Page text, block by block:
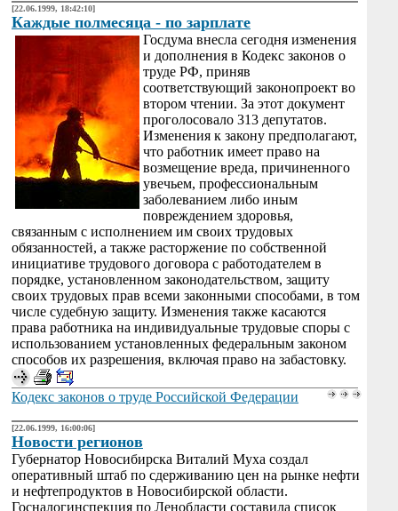
[22.06.1999, 18:42:10]
Каждые полмесяца - по зарплате
Госдума внесла сегодня изменения
и дополнения в Кодекс законов о
труде РФ, приняв
соответствующий законопроект во
втором чтении. За этот документ
проголосовало 313 депутатов.
Изменения к закону предполагают,
что работник имеет право на
возмещение вреда, причиненного
увечьем, профессиональным
заболеванием либо иным
повреждением здоровья,
связанным с исполнением им своих трудовых
обязанностей, а также расторжение по собственной
инициативе трудового договора с работодателем в
порядке, установленном законодательством, защиту
своих трудовых прав всеми законными способами, в том
числе судебную защиту. Изменения также касаются
права работника на индивидуальные трудовые споры с
использованием установленных федеральным законом
способов их разрешения, включая право на забастовку.
Кодекс законов о труде Российской Федерации
[22.06.1999, 16:00:06]
Новости регионов
Губернатор Новосибирска Виталий Муха создал
оперативный штаб по сдерживанию цен на рынке нефти
и нефтепродуктов в Новосибирской области.
Госналогинспекция по Ленобласти составила список